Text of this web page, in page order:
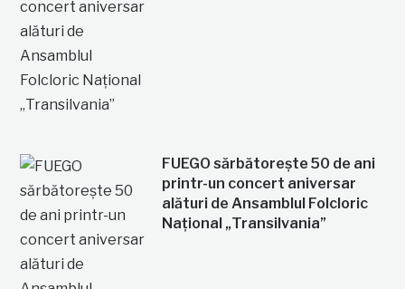
FUEGO sărbătorește 50 de ani
printr-un concert aniversar
alături de Ansamblul Folcloric
Național „Transilvania”